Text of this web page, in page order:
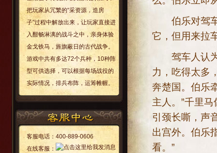
把玩家从冗繁的“采资源，造房
子”过程中解放出来，让玩家直接进
入酣畅淋漓的战斗之中，亲身体验
金戈铁马，旌旗蔽日的古代战争。
游戏中共有多达72个兵种，10种阵
型可供选择，可以根据每场战役的
实际情况，排兵布阵，运筹帷幄。
客服电话： 400-889-0606
在线客服：
伯乐对驾车
它，但用来拉
驾车人认为
力，吃得太多
奔楚国。伯乐
主人。”千里
引颈长嘶，声
出宫外。伯乐
看。”